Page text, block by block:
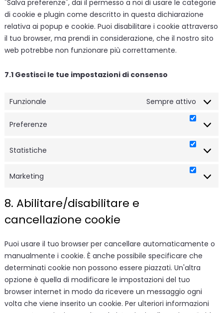
"Salva preferenze", dai il permesso a noi di usare le categorie
di cookie e plugin come descritto in questa dichiarazione
relativa ai popup e cookie. Puoi disabilitare i cookie attraverso
il tuo browser, ma prendi in considerazione, che il nostro sito
web potrebbe non funzionare più correttamente.
7.1 Gestisci le tue impostazioni di consenso
Funzionale Sempre attivo
Preferenze
Statistiche
Marketing
8. Abilitare/disabilitare e
cancellazione cookie
Puoi usare il tuo browser per cancellare automaticamente o
manualmente i cookie. È anche possibile specificare che
determinati cookie non possono essere piazzati. Un'altra
opzione è quella di modificare le impostazioni del tuo
browser internet in modo da ricevere un messaggio ogni
volta che viene inserito un cookie. Per ulteriori informazioni